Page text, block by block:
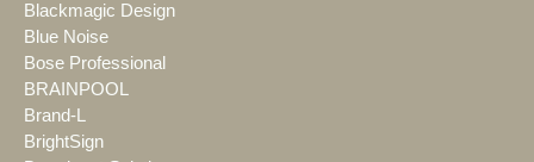
Blackmagic Design
Blue Noise
Bose Professional
BRAINPOOL
Brand-L
BrightSign